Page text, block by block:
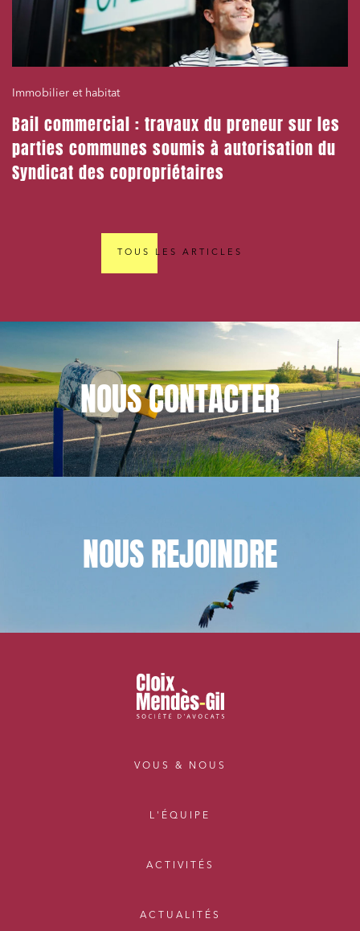
Immobilier et habitat
Bail commercial : travaux du preneur sur les
parties communes soumis à autorisation du
Syndicat des copropriétaires
TOUS LES ARTICLES
NOUSCONTACTER
NOUSREJOINDRE
VOUS & NOUS
L'ÉQUIPE
ACTIVITÉS
ACTUALITÉS